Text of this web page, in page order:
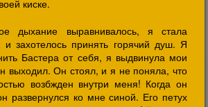
киске.
дыхание выравнивалось, я стала
и захотелось принять горячий душ. Я
Бастера от себя, я выдвинула мои
выходил. Он стоял, и я не поняла, что
возбжден внутри меня! Когда он
развернулся ко мне синой. Его петух